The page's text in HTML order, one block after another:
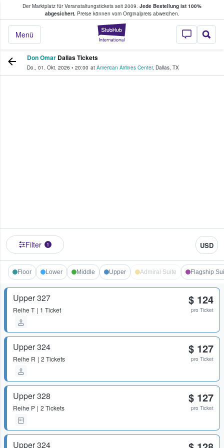
Der Marktplatz für Veranstaltungstickets seit 2009. Jede Bestellung ist 100%
abgesichert.Preise können vom Originalpreis abweichen.
StubHub - Wo
Menü
Tickets kaufen & verkaufen
Don Omar Dallas Tickets
Do., 01. Okt. 2026 • 20:00 at American Airlines Center, Dallas, TX
Filter 1 USD
Floor Lower Middle Upper Admiral Suite Flagship
Upper 327
Reihe T 1 Ticket
$ 124
pro Ticket
Upper 324
Reihe R 2 Tickets
$ 127
pro Ticket
Upper 328
Reihe P 2 Tickets
$ 127
pro Ticket
Upper 324